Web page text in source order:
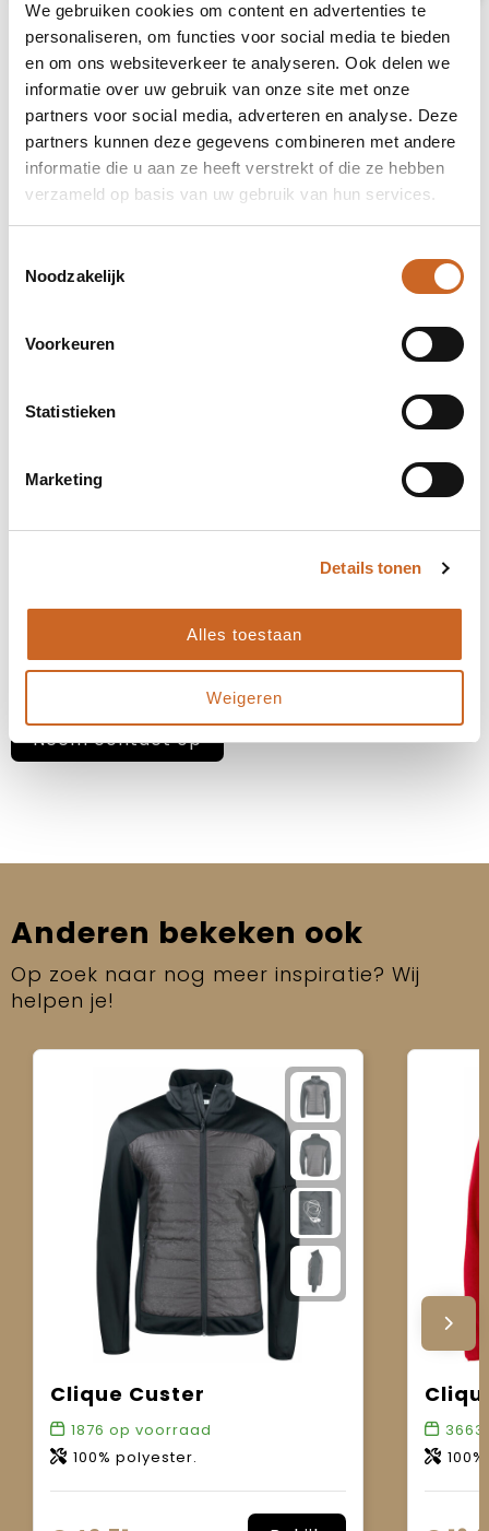
We gebruiken cookies om content en advertenties te
personaliseren, om functies voor social media te bieden
en om ons websiteverkeer te analyseren. Ook delen we
informatie over uw gebruik van onze site met onze
partners voor social media, adverteren en analyse. Deze
partners kunnen deze gegevens combineren met andere
informatie die u aan ze heeft verstrekt of die ze hebben
verzameld op basis van uw gebruik van hun services.
Noodzakelijk
Voorkeuren
Statistieken
Marketing
Details tonen
Alles toestaan
Weigeren
Levertijden in overleg
hanteren we geen vaste levertijden, maar
stemmen we deze altijd in overleg met jou af. Zo
bijzonderheden of spoedaanvragen tijdig
Heb je specifieke deadlines of een gewenste
leverdatum? Laat het ons weten, dan kijken we
Neem contact op
Anderen bekeken ook
Op zoek naar nog meer inspiratie? Wij
helpen je!
Clique Custer
1876 op voorraad
100% polyester.